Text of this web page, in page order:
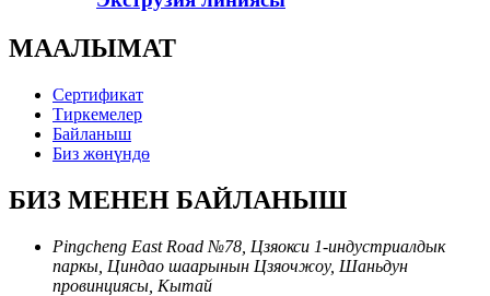
МААЛЫМАТ
Сертификат
Тиркемелер
Байланыш
Биз жөнүндө
БИЗ МЕНЕН БАЙЛАНЫШ
Pingcheng East Road №78, Цзяокси 1-индустриалдык
паркы, Циндао шаарынын Цзяочжоу, Шаньдун
провинциясы, Кытай